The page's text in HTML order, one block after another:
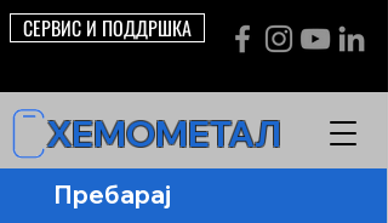
СЕРВИС И ПОДДРШКА
ХЕМОМЕТАЛ